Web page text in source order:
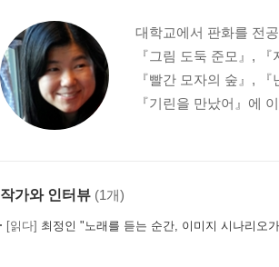
대학교에서 판화를 전
『그림 도둑 준모』,
『빨간 모자의 숲』,
『기린을 만났어』에
작가와 인터뷰 (1개)
[읽다] 최정인 "노래를 듣는 순간, 이미지 시나리오